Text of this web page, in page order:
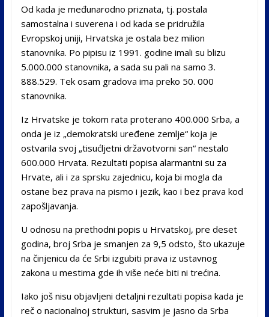
Od kada je međunarodno priznata, tj. postala
samostalna i suverena i od kada se pridružila
Evropskoj uniji, Hrvatska je ostala bez milion
stanovnika. Po pipisu iz 1991. godine imali su blizu
5.000.000 stanovnika, a sada su pali na samo 3.
888.529. Tek osam gradova ima preko 50. 000
stanovnika.
Iz Hrvatske je tokom rata proterano 400.000 Srba, a
onda je iz „demokratski uređene zemlje“ koja je
ostvarila svoj „tisućljetni državotvorni san“ nestalo
600.000 Hrvata. Rezultati popisa alarmantni su za
Hrvate, ali i za sprsku zajednicu, koja bi mogla da
ostane bez prava na pismo i jezik, kao i bez prava kod
zapošljavanja.
U odnosu na prethodni popis u Hrvatskoj, pre deset
godina, broj Srba je smanjen za 9,5 odsto, što ukazuje
na činjenicu da će Srbi izgubiti prava iz ustavnog
zakona u mestima gde ih više neće biti ni trećina.
Iako još nisu objavljeni detaljni rezultati popisa kada je
reč o nacionalnoj strukturi, sasvim je jasno da Srba